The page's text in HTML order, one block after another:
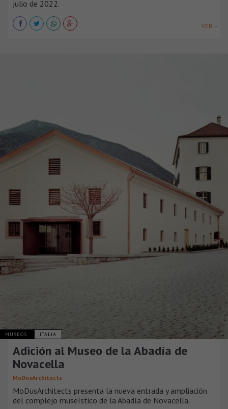
julio de 2022.
VER +
MUSEOS ITALIA
Adición al Museo de la Abadía de
Novacella
MoDusArchitects
MoDusArchitects presenta la nueva entrada y ampliación
del complejo museístico de la Abadía de Novacella.